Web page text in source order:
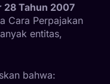
28 Tahun 2007
Cara Perpajakan
entitas,
bahwa: